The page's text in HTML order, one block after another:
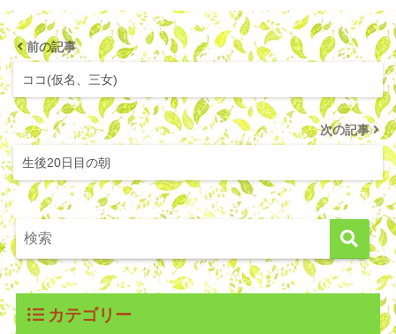
前の記事
ココ(仮名、三女)
次の記事
生後20日目の朝
カテゴリー